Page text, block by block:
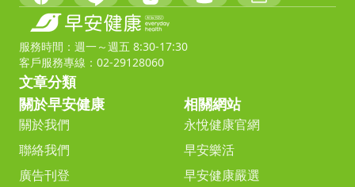
服務時間：週一～週五 8:30-17:30
客戶服務專線：02-29128060
文章分類
關於早安健康
關於我們
聯絡我們
廣告刊登
相關網站
永悅健康官網
早安樂活
早安健康嚴選